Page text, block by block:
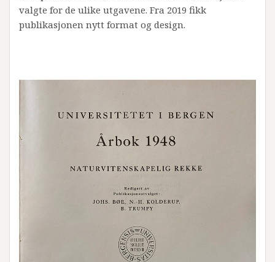
valgte for de ulike utgavene. Fra 2019 fikk
publikasjonen nytt format og design.